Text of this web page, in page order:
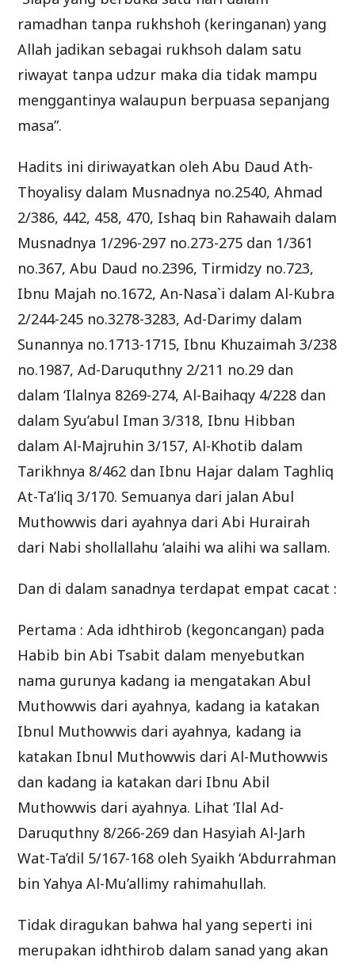
ramadhan tanpa rukhshoh (keringanan) yang
Allah jadikan sebagai rukhsoh dalam satu
riwayat tanpa udzur maka dia tidak mampu
menggantinya walaupun berpuasa sepanjang
masa”.
Hadits ini diriwayatkan oleh Abu Daud Ath-
Thoyalisy dalam Musnadnya no.2540, Ahmad
2/386, 442, 458, 470, Ishaq bin Rahawaih dalam
Musnadnya 1/296-297 no.273-275 dan 1/361
no.367, Abu Daud no.2396, Tirmidzy no.723,
Ibnu Majah no.1672, An-Nasa`i dalam Al-Kubra
2/244-245 no.3278-3283, Ad-Darimy dalam
Sunannya no.1713-1715, Ibnu Khuzaimah 3/238
no.1987, Ad-Daruquthny 2/211 no.29 dan
dalam ‘Ilalnya 8269-274, Al-Baihaqy 4/228 dan
dalam Syu’abul Iman 3/318, Ibnu Hibban
dalam Al-Majruhin 3/157, Al-Khotib dalam
Tarikhnya 8/462 dan Ibnu Hajar dalam Taghliq
At-Ta’liq 3/170. Semuanya dari jalan Abul
Muthowwis dari ayahnya dari Abi Hurairah
dari Nabi shollallahu ‘alaihi wa alihi wa sallam.
Dan di dalam sanadnya terdapat empat cacat :
Pertama : Ada idhthirob (kegoncangan) pada
Habib bin Abi Tsabit dalam menyebutkan
nama gurunya kadang ia mengatakan Abul
Muthowwis dari ayahnya, kadang ia katakan
Ibnul Muthowwis dari ayahnya, kadang ia
katakan Ibnul Muthowwis dari Al-Muthowwis
dan kadang ia katakan dari Ibnu Abil
Muthowwis dari ayahnya. Lihat ‘Ilal Ad-
Daruquthny 8/266-269 dan Hasyiah Al-Jarh
Wat-Ta’dil 5/167-168 oleh Syaikh ‘Abdurrahman
bin Yahya Al-Mu’allimy rahimahullah.
Tidak diragukan bahwa hal yang seperti ini
merupakan idhthirob dalam sanad yang akan